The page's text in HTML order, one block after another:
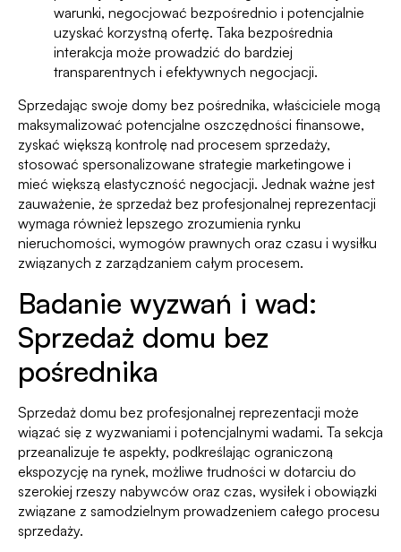
warunki, negocjować bezpośrednio i potencjalnie
uzyskać korzystną ofertę. Taka bezpośrednia
interakcja może prowadzić do bardziej
transparentnych i efektywnych negocjacji.
Sprzedając swoje domy bez pośrednika, właściciele mogą
maksymalizować potencjalne oszczędności finansowe,
zyskać większą kontrolę nad procesem sprzedaży,
stosować spersonalizowane strategie marketingowe i
mieć większą elastyczność negocjacji. Jednak ważne jest
zauważenie, że sprzedaż bez profesjonalnej reprezentacji
wymaga również lepszego zrozumienia rynku
nieruchomości, wymogów prawnych oraz czasu i wysiłku
związanych z zarządzaniem całym procesem.
Badanie wyzwań i wad:
Sprzedaż domu bez
pośrednika
Sprzedaż domu bez profesjonalnej reprezentacji może
wiązać się z wyzwaniami i potencjalnymi wadami. Ta sekcja
przeanalizuje te aspekty, podkreślając ograniczoną
ekspozycję na rynek, możliwe trudności w dotarciu do
szerokiej rzeszy nabywców oraz czas, wysiłek i obowiązki
związane z samodzielnym prowadzeniem całego procesu
sprzedaży.